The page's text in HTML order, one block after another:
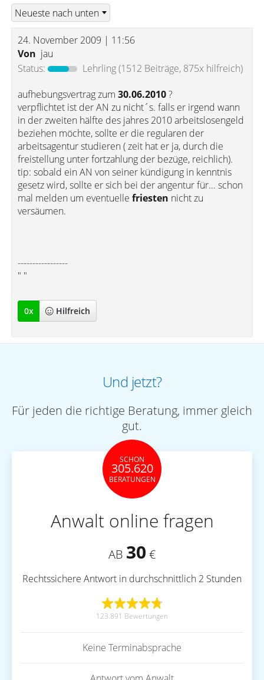
24. November 2009 | 11:56
Von jau
Status:
Lehrling(1512 Beiträge, 875x hilfreich)
aufhebungsvertrag zum 30.06.2010?
verpflichtet ist der AN zu nicht´s. falls er irgend wann
in der zweiten hälfte des jahres 2010 arbeitslosengeld
beziehen möchte, sollte er die regularen der
arbeitsagentur studieren ( zeit hat er ja, durch die
freistellung unter fortzahlung der bezüge, reichlich).
tip: sobald ein AN von seiner kündigung in kenntnis
gesetz wird, sollte er sich bei der angentur für... schon
mal melden um eventuelle friesten nicht zu
versäumen.
-----------------
" "
0x Hilfreich
Und jetzt?
Für jeden die richtige Beratung, immer gleich
gut.
SCHON
305.620
BERATUNGEN
Anwalt online fragen
AB 30 €
Rechtssichere Antwort in durchschnittlich 2 Stunden
123.891 Bewertungen
Keine Terminabsprache